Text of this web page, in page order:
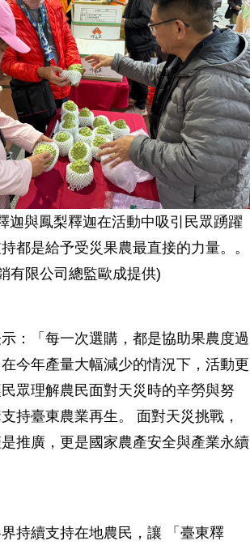
迦與鳳梨釋迦在活動中吸引民眾踴躍
都是給予受災果農最直接的力量。 。
有限公司總監歐成提供)
：「每一次選購，都是協助果農度過
今年產量大幅減少的情況下，活動更
眾理解農民面對天災時的辛勞與努
持臺東農業再生。 面對天災挑戰，
推廣，更是國家農產安全與產業永續
持續支持在地農民，讓 「臺東釋